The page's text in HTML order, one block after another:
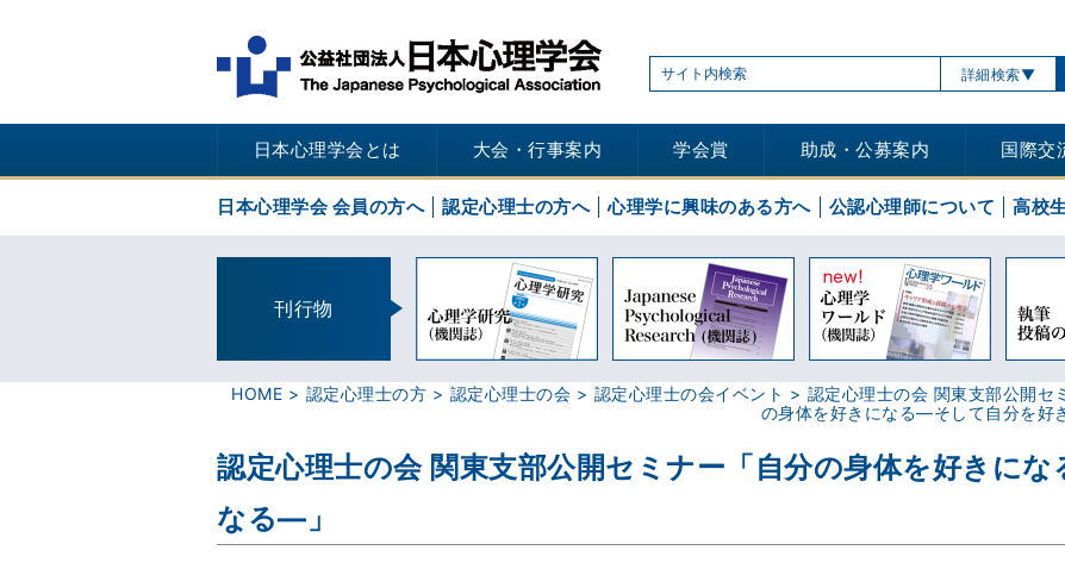
詳細検索
日本心理学会とは 大会・行事案内 学会賞 助成・公募案内 国際交
日本心理学会 会員の方へ 認定心理士の方へ 心理学に興味のある方へ 公認心理師について 高校
刊行物
HOME 認定心理士の方 認定心理士の会 認定心理士の会イベント
認定心理士の会 関東支部公開セ
の身体を好きになる―そして自分を好
認定心理士の会 関東支部公開セミナー「自分の身体を好きに
なる―」